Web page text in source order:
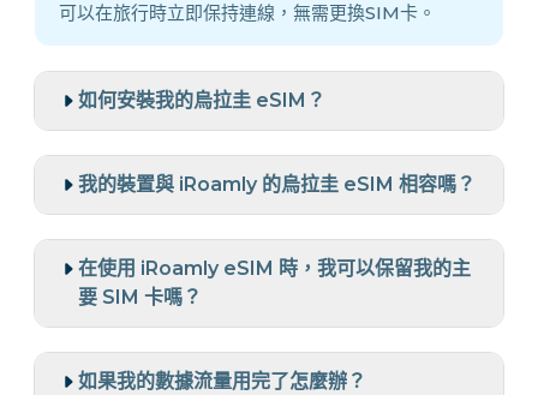
可以在旅行時立即保持連線，無需更換SIM卡。
如何安裝我的烏拉圭 eSIM？
我的裝置與 iRoamly 的烏拉圭 eSIM 相容嗎？
在使用 iRoamly eSIM 時，我可以保留我的主
要 SIM 卡嗎？
如果我的數據流量用完了怎麼辦？